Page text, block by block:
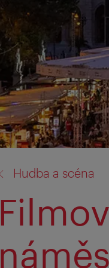
Hudba a scéna